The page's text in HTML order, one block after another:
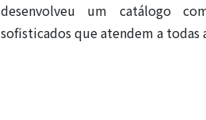
desenvolveu um catálogo
sofisticados que atendem a todas